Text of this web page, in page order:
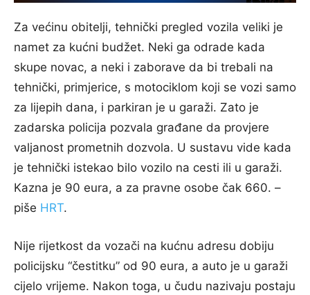
Za većinu obitelji, tehnički pregled vozila veliki je
namet za kućni budžet. Neki ga odrade kada
skupe novac, a neki i zaborave da bi trebali na
tehnički, primjerice, s motociklom koji se vozi samo
za lijepih dana, i parkiran je u garaži. Zato je
zadarska policija pozvala građane da provjere
valjanost prometnih dozvola. U sustavu vide kada
je tehnički istekao bilo vozilo na cesti ili u garaži.
Kazna je 90 eura, a za pravne osobe čak 660. –
piše HRT.
Nije rijetkost da vozači na kućnu adresu dobiju
policijsku “čestitku” od 90 eura, a auto je u garaži
cijelo vrijeme. Nakon toga, u čudu nazivaju postaju